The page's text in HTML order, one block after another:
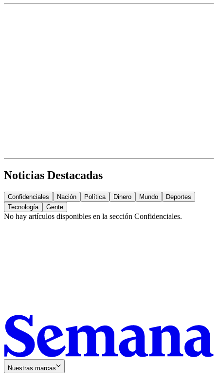
Noticias Destacadas
Confidenciales Nación Política Dinero Mundo
Deportes
Tecnología
Gente
No hay artículos disponibles en la sección Confidenciales.
Nuestras marcas